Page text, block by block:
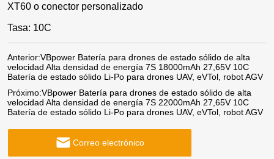
XT60 o conector personalizado
Tasa: 10C
Anterior:VBpower Batería para drones de estado sólido de alta
velocidad Alta densidad de energía 7S 18000mAh 27,65V 10C
Batería de estado sólido Li-Po para drones UAV, eVTol, robot AGV
Próximo:VBpower Batería para drones de estado sólido de alta
velocidad Alta densidad de energía 7S 22000mAh 27,65V 10C
Batería de estado sólido Li-Po para drones UAV, eVTol, robot AGV
Correo electrónico